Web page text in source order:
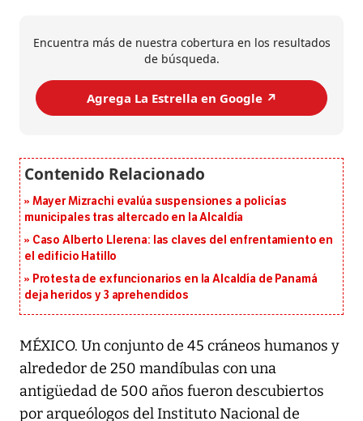
Encuentra más de nuestra cobertura en los resultados
de búsqueda.
Agrega La Estrella en Google ↗️
Mayer Mizrachi evalúa suspensiones a policías
municipales tras altercado en la Alcaldía
Caso Alberto Llerena: las claves del enfrentamiento en
el edificio Hatillo
Protesta de exfuncionarios en la Alcaldía de Panamá
deja heridos y 3 aprehendidos
MÉXICO. Un conjunto de 45 cráneos humanos y
alrededor de 250 mandíbulas con una
antigüedad de 500 años fueron descubiertos
por arqueólogos del Instituto Nacional de